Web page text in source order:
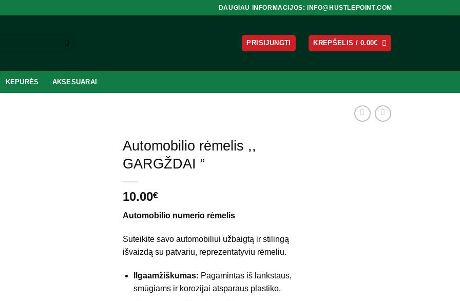
DAUGIAU INFORMACIJOS: INFO@HUSTLEPOINT.COM
PRISIJUNGTI KREPŠELIS / 0.00€
KEPURĖS AKSESUARAI
Automobilio rėmelis ,,
GARGŽDAI ”
10.00€
Automobilio numerio rėmelis
Suteikite savo automobiliui užbaigtą ir stilingą
išvaizdą su patvariu, reprezentatyviu rėmeliu.
Ilgaamžiškumas: Pagamintas iš lankstaus,
smūgiams ir korozijai atsparaus plastiko.